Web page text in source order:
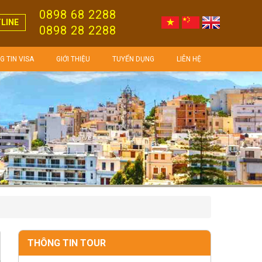
0898 68 2288
0898 28 2288
TIN VISA GIỚI THIỆU TUYỂN DỤNG LIÊN HỆ
THÔNG TIN TOUR